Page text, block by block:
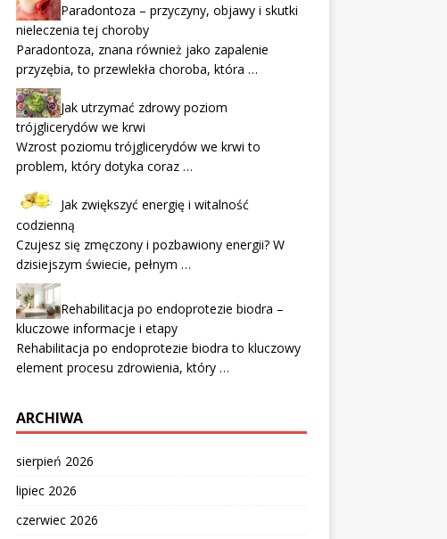
Paradontoza – przyczyny, objawy i skutki
nieleczenia tej choroby
Paradontoza, znana również jako zapalenie
przyzębia, to przewlekła choroba, która …
Jak utrzymać zdrowy poziom
trójglicerydów we krwi
Wzrost poziomu trójglicerydów we krwi to
problem, który dotyka coraz …
Jak zwiększyć energię i witalność
codzienną
Czujesz się zmęczony i pozbawiony energii? W
dzisiejszym świecie, pełnym …
Rehabilitacja po endoprotezie biodra –
kluczowe informacje i etapy
Rehabilitacja po endoprotezie biodra to kluczowy
element procesu zdrowienia, który …
ARCHIWA
sierpień 2026
lipiec 2026
czerwiec 2026